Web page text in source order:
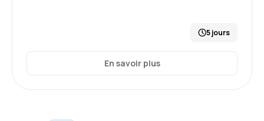
5 jours
En savoir plus